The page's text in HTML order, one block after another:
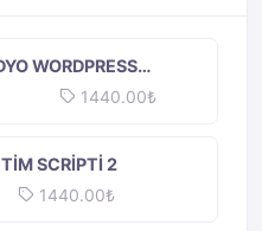
API
WORDPRESS